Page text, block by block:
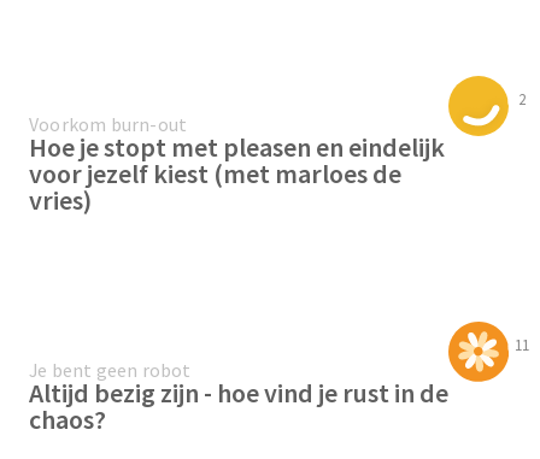
2
Voorkom burn-out
Hoe je stopt met pleasen en eindelijk
voor jezelf kiest (met marloes de
vries)
11
Je bent geen robot
Altijd bezig zijn - hoe vind je rust in de
chaos?